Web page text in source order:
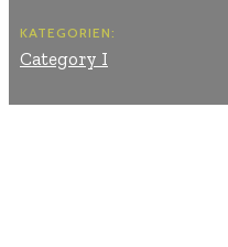
KATEGORIEN:
Category I